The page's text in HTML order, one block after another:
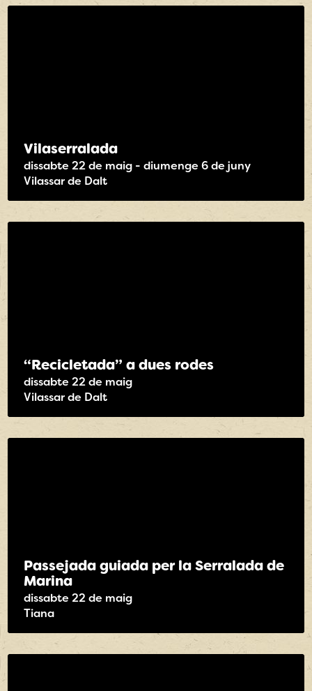
Vilaserralada
dissabte 22 de maig - diumenge 6 de juny
Vilassar de Dalt
“Recicletada” a dues rodes
dissabte 22 de maig
Vilassar de Dalt
Passejada guiada per la Serralada de
Marina
dissabte 22 de maig
Tiana